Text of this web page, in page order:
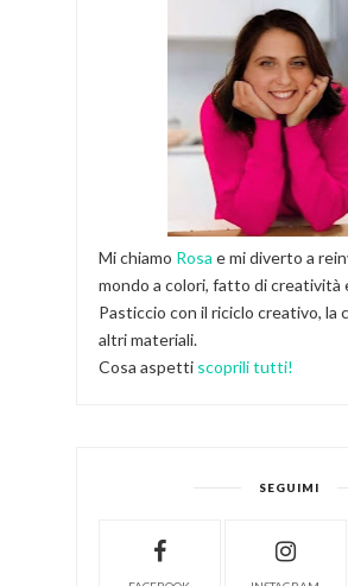
Mi chiamo Rosa e mi diverto a
mondo a colori, fatto di creatività
Pasticcio con il riciclo creativo, la
altri materiali.
Cosa aspetti scoprili tutti!
SEGUIMI